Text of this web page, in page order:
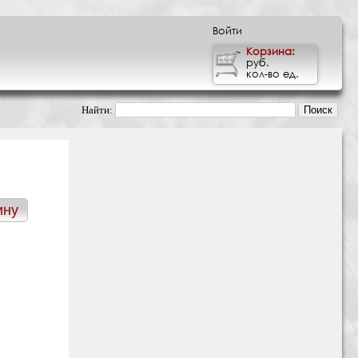
Войти
Корзина:
руб.
кол-во ед.
Найти: